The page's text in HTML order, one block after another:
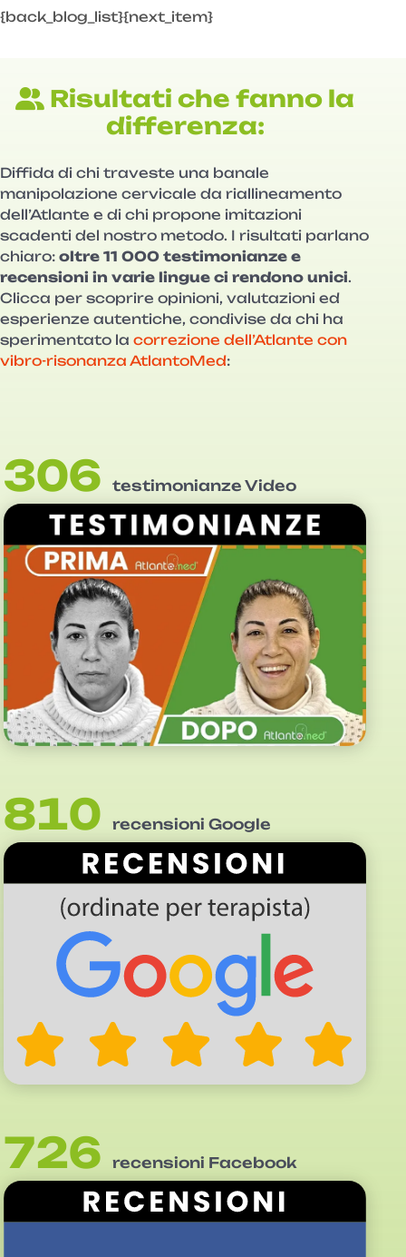
{back_blog_list}{next_item}
Risultati che fanno la
differenza:
Diffida di chi traveste una banale
manipolazione cervicale da riallineamento
dell’Atlante e di chi propone imitazioni
scadenti del nostro metodo. I risultati parlano
chiaro: oltre 11 000 testimonianze e
recensioni in varie lingue ci rendono unici.
Clicca per scoprire opinioni, valutazioni ed
esperienze autentiche, condivise da chi ha
sperimentato la correzione dell’Atlante con
vibro-risonanza AtlantoMed:
306 testimonianze Video
810 recensioni Google
726 recensioni Facebook